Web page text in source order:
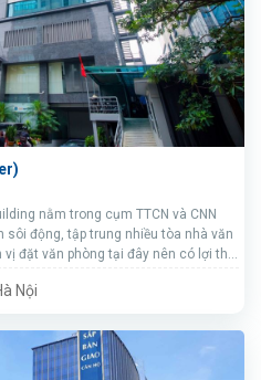
nằm trong cụm TTCN và CNN
sôi động, tập trung nhiều tòa nhà văn
đặt văn phòng tại đây nên có lợi thế
Nội